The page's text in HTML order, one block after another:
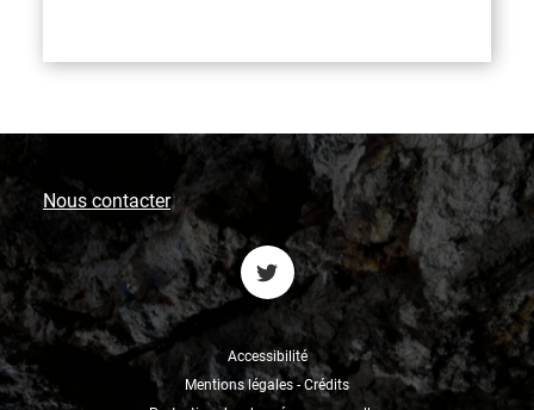
Nous contacter
Accessibilité
Mentions légales - Crédits